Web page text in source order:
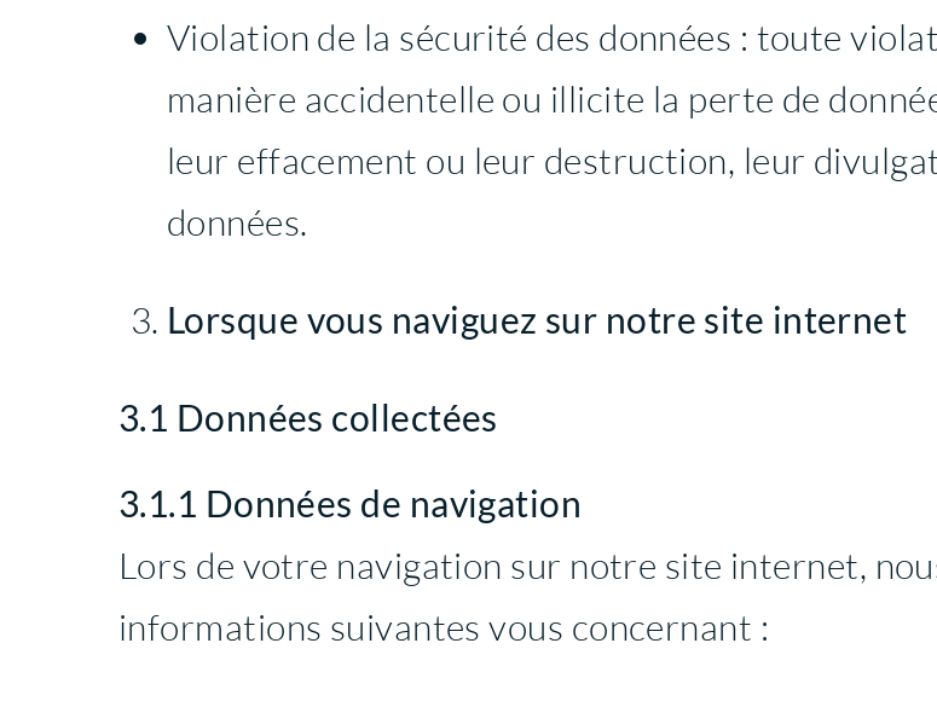
Violation de la sécurité des données : toute
manière accidentelle ou illicite la perte de
leur effacement ou leur destruction, leur
données.
Lorsque vous naviguez sur notre site internet
3.1 Données collectées
3.1.1 Données de navigation
Lors de votre navigation sur notre site internet,
informations suivantes vous concernant :